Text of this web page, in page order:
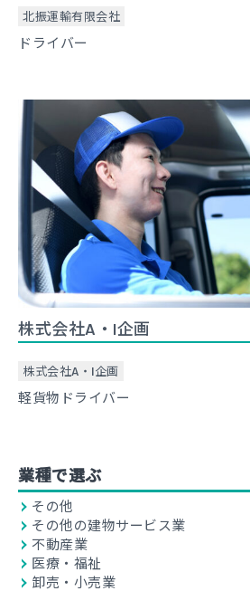
北振運輸有限会社
ドライバー
株式会社A・I企画
株式会社A・I企画
軽貨物ドライバー
業種で選ぶ
その他
その他の建物サービス業
不動産業
医療・福祉
卸売・小売業